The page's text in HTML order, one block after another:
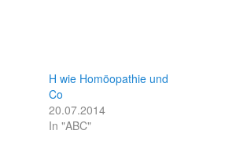
H wie Homöopathie und
Co
20.07.2014
In "ABC"